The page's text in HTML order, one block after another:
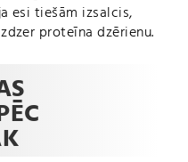
esi tiešām izsalcis,
proteīna dzērienu.